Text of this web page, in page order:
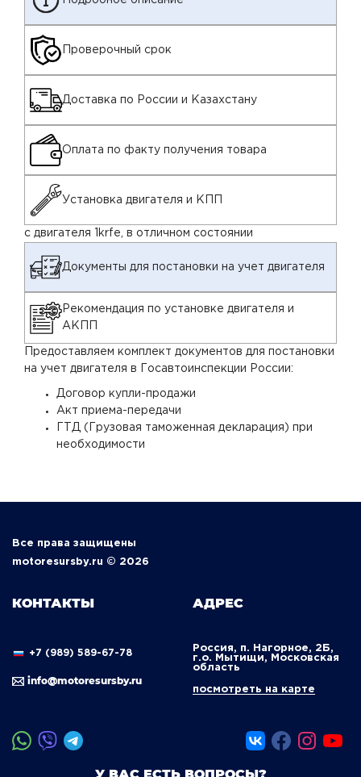
Проверочный срок
Доставка по России и Казахстану
Оплата по факту получения товара
Установка двигателя и КПП
с двигателя 1krfe, в отличном состоянии
Документы для постановки на учет двигателя
Рекомендация по установке двигателя и
АКПП
Предоставляем комплект документов для постановки
на учет двигателя в Госавтоинспекции России:
Договор купли-продажи
Акт приема-передачи
ГТД (Грузовая таможенная декларация) при
необходимости
Все права защищены
motoresursby.ru © 2026
КОНТАКТЫ
+7 (989) 589-67-78
info@motoresursby.ru
АДРЕС
Россия, п. Нагорное, 2Б,
г.о. Мытищи, Московская
область
посмотреть на карте